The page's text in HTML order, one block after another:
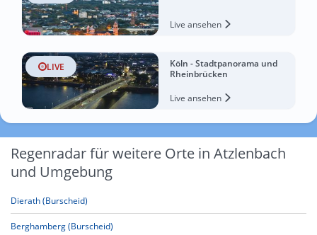
Live ansehen
LIVE
Köln - Stadtpanorama und
Rheinbrücken
Live ansehen
Regenradar für weitere Orte in Atzlenbach
und Umgebung
Dierath (Burscheid)
Berghamberg (Burscheid)